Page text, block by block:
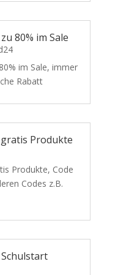
80% im Sale
im Sale, immer
Rabatt
gratis Produkte
Produkte, Code
Codes z.B.